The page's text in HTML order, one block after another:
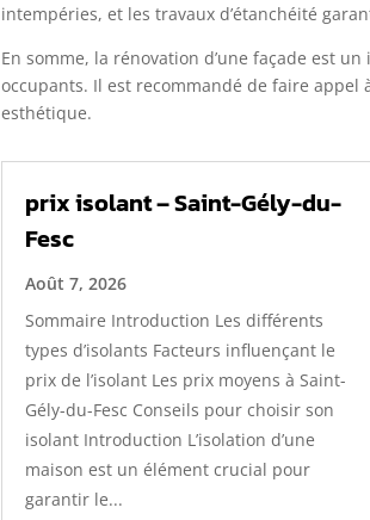
intempéries, et les travaux d’étanchéité
En somme, la rénovation d’une façade est
occupants. Il est recommandé de faire
esthétique.
prix isolant – Saint-Gély-du-
Fesc
Août 7, 2026
Sommaire Introduction Les différents
types d’isolants Facteurs influençant le
prix de l’isolant Les prix moyens à Saint-
Gély-du-Fesc Conseils pour choisir son
isolant Introduction L’isolation d’une
maison est un élément crucial pour
garantir le...